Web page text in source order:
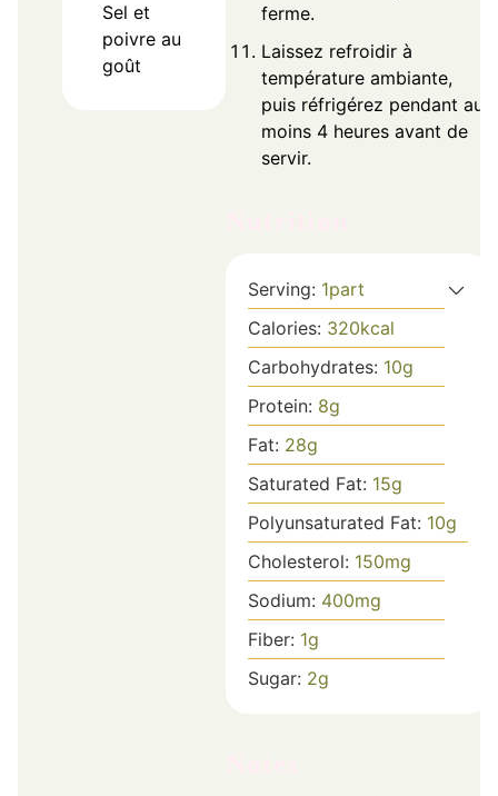
Sel et
poivre au
goût
ferme.
Laissez refroidir à
température ambiante,
puis réfrigérez pendant au
moins 4 heures avant de
servir.
Serving: 1part
Calories: 320kcal
Carbohydrates: 10g
Protein: 8g
Fat: 28g
Saturated Fat: 15g
Polyunsaturated Fat: 10g
Cholesterol: 150mg
Sodium: 400mg
Fiber: 1g
Sugar: 2g